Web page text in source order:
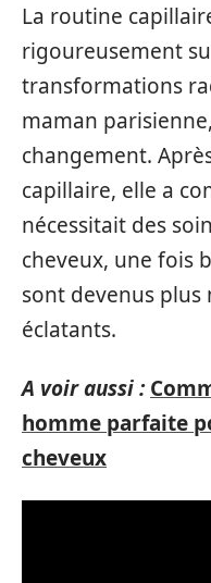
La routine
rigoureusement
transformations
maman
changement.
capillaire, elle a
nécessitait des
cheveux, une fois
sont devenus plus
éclatants.
A voir aussi :
homme parfaite
cheveux